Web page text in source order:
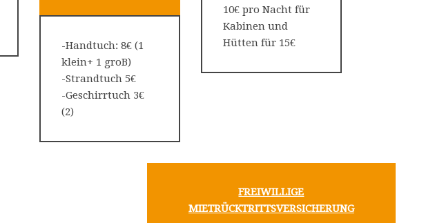
-Handtuch: 8€ (1
klein+ 1 groB)
-Strandtuch 5€
-Geschirrtuch 3€
(2)
10€ pro Nacht für
Kabinen und
Hütten für 15€
FREIWILLIGE
MIETRÜCKTRITTSVERSICHERUNG